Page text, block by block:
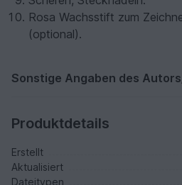
Rosa Wachsstift zum
(optional).
Sonstige Angaben des
Produktdetails
Erstellt
Aktualisiert
Dateitypen